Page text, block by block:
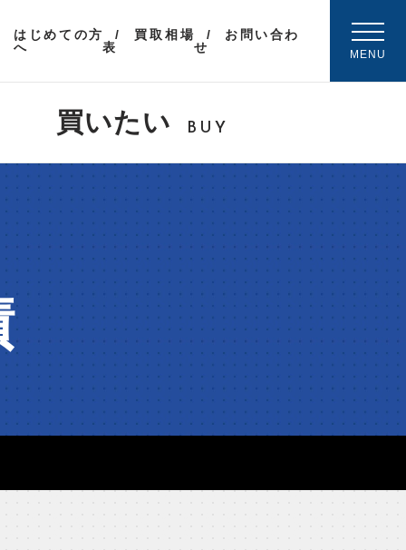
はじめての方
へ
買取相場
表
お問い合わ
せ
MENU
買いたい BUY